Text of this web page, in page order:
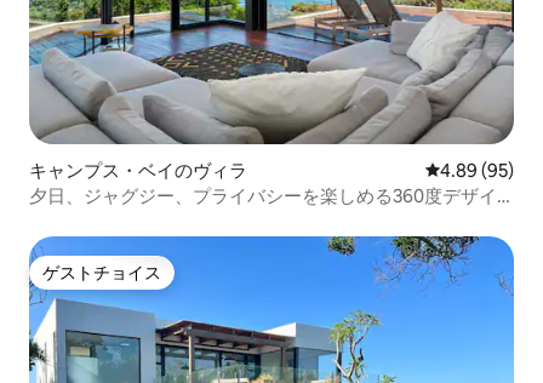
キャンプス・ベイのヴィラ レビュー95
4.89 (95)
夕日、ジャグジー、プライバシーを楽しめる360度デザイ
ゲストチョイス
ゲストチョイス